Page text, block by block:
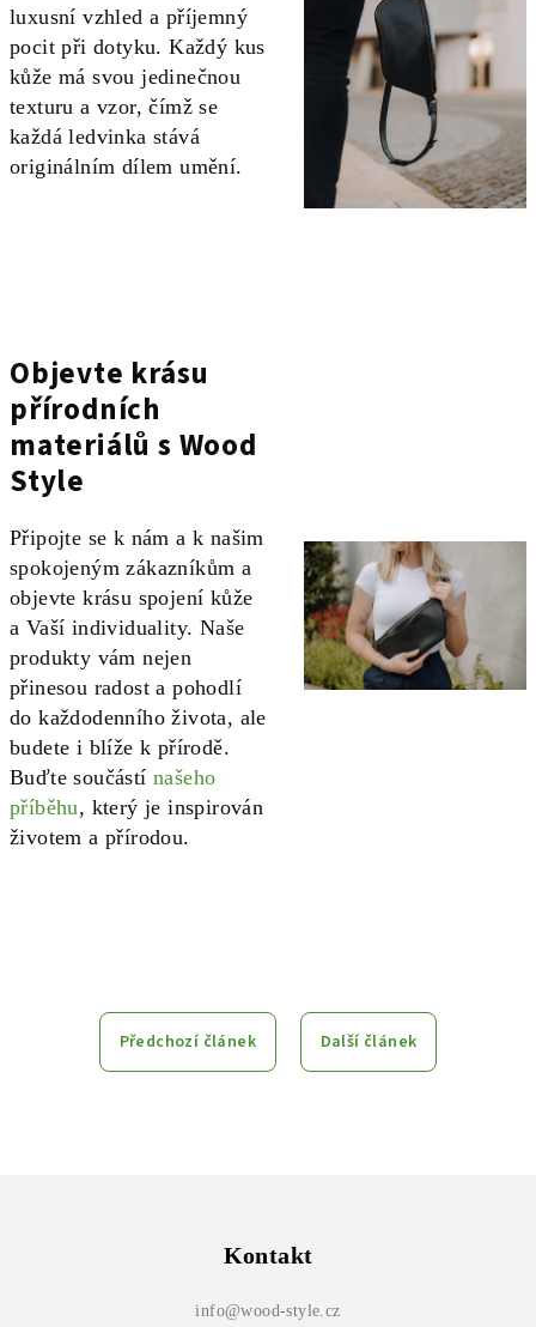
luxusní vzhled a příjemný
pocit při dotyku. Každý kus
kůže má svou jedinečnou
texturu a vzor, čímž se
každá ledvinka stává
originálním dílem umění.
Objevte krásu
přírodních
materiálů s Wood
Style
Připojte se k nám a k našim
spokojeným zákazníkům a
objevte krásu spojení kůže
a Vaší individuality. Naše
produkty vám nejen
přinesou radost a pohodlí
do každodenního života, ale
budete i blíže k přírodě.
Buďte součástínašeho
příběhu, který je inspirován
životem a přírodou.
Předchozí článek Další článek
Kontakt
info@wood-style.cz